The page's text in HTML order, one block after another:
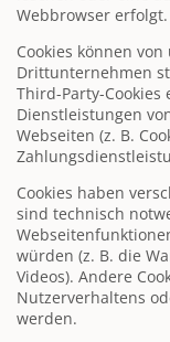
Webbrowser erfolgt.
Cookies können
Drittunternehmen
Third-Party-
Dienstleistungen
Webseiten (z. B.
Cookies haben
sind technisch
würden (z. B. die
Videos). Andere
Nutzerverhaltens
werden.